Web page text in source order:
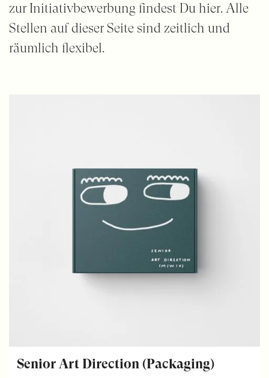
zur Initiativbewerbung findest Du hier. Alle
Stellen auf dieser Seite sind zeitlich und
räumlich flexibel.
Senior Art Direction (Packaging)